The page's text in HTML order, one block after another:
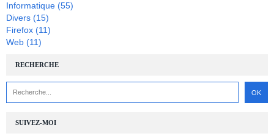
SUIVEZ-MOI
RECHERCHE
Informatique (55)
Divers (15)
Firefox (11)
Web (11)